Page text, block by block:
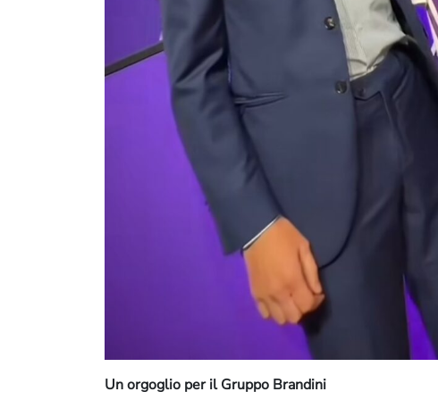
Un orgoglio per il Gruppo Brandini